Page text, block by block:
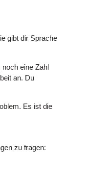
gibt dir Sprache
eine Zahl
an. Du
Es ist die
zu fragen: